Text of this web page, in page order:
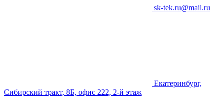
sk-tek.ru@mail.ru
Екатеринбург,
Сибирский тракт, 8Б, офис 222, 2-й этаж